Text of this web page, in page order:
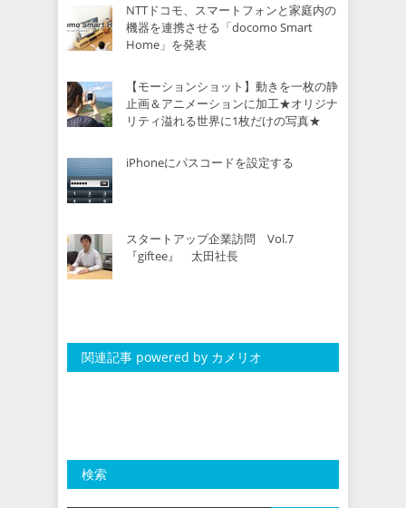
NTTドコモ、スマートフォンと家庭内の
機器を連携させる「docomo Smart
Home」を発表
【モーションショット】動きを一枚の静
止画＆アニメーションに加工★オリジナ
リティ溢れる世界に1枚だけの写真★
iPhoneにパスコードを設定する
スタートアップ企業訪問 Vol.7
『giftee』 太田社長
関連記事 powered by カメリオ
検索